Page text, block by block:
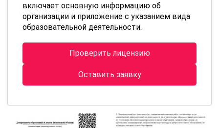
включает основную информацию об
организации и приложение с указанием вида
образовательной деятельности.
Проверить лицензию
Оставить заявку